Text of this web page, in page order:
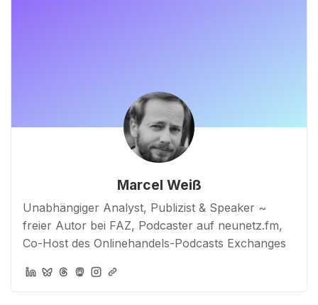
Marcel Weiß
Unabhängiger Analyst, Publizist & Speaker ~
freier Autor bei FAZ, Podcaster auf neunetz.fm,
Co-Host des Onlinehandels-Podcasts Exchanges